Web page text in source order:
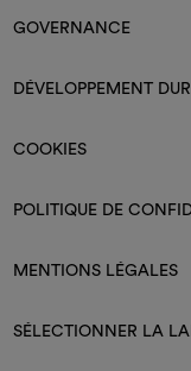
GOVERNANCE
DÉVELOPPEMENT
COOKIES
POLITIQUE DE
MENTIONS LÉGALES
SÉLECTIONNER LA